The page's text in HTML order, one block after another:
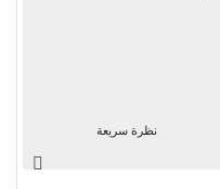
نظرة سريعة